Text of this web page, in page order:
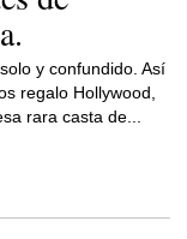
y confundido. Así
regalo Hollywood,
rara casta de...